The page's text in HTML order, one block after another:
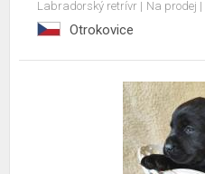
Labradorský retrívr Na prodej
Otrokovice